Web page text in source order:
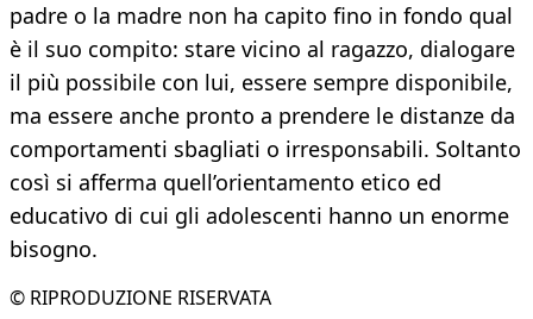
padre o la madre non ha capito fino in fondo qual
è il suo compito: stare vicino al ragazzo, dialogare
il più possibile con lui, essere sempre disponibile,
ma essere anche pronto a prendere le distanze da
comportamenti sbagliati o irresponsabili. Soltanto
così si afferma quell’orientamento etico ed
educativo di cui gli adolescenti hanno un enorme
bisogno.
© RIPRODUZIONE RISERVATA